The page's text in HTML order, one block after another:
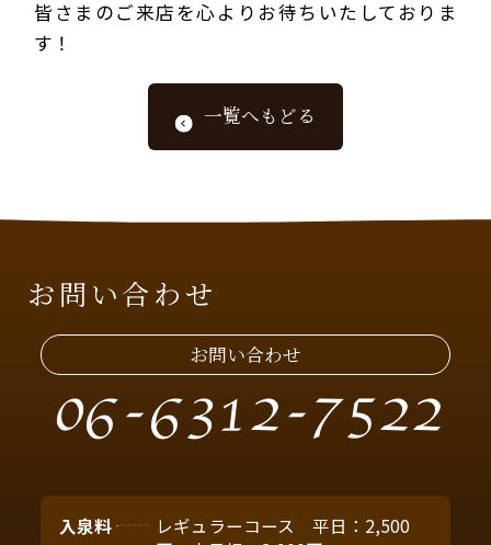
皆さまのご来店を心よりお待ちいたしておりま
す！
一覧へもどる
お問い合わせ
お問い合わせ
06-6312-7522
入泉料
レギュラーコース 平日：2,500